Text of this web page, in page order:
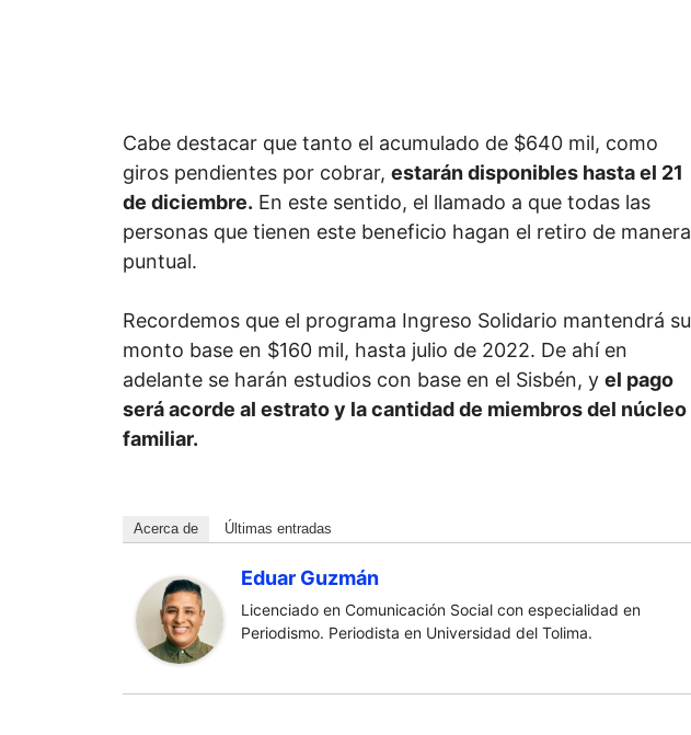
Cabe destacar que tanto el acumulado de $640 mil, como
giros pendientes por cobrar, estarán disponibles hasta el 21
de diciembre. En este sentido, el llamado a que todas las
personas que tienen este beneficio hagan el retiro de manera
puntual.
Recordemos que el programa Ingreso Solidario mantendrá su
monto base en $160 mil, hasta julio de 2022. De ahí en
adelante se harán estudios con base en el Sisbén, y el pago
será acorde al estrato y la cantidad de miembros del núcleo
familiar.
Acerca de Últimas entradas
Eduar Guzmán
Licenciado en Comunicación Social con especialidad en
Periodismo. Periodista en Universidad del Tolima.